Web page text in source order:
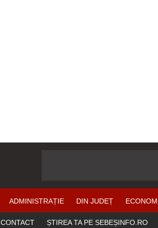
ADMINISTRAȚIE DIN JUDEȚ
CONTACT ȘTIREA TA PE SEBEȘINFO.RO